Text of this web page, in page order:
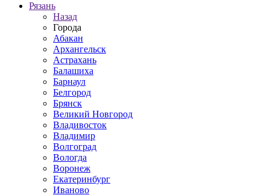
Рязань
Назад
Города
Абакан
Архангельск
Астрахань
Балашиха
Барнаул
Белгород
Брянск
Великий Новгород
Владивосток
Владимир
Волгоград
Вологда
Воронеж
Екатеринбург
Иваново